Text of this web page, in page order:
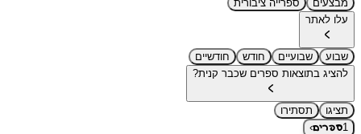
מבצעים
ספרייה ציבורית
עלו לאתר
שבוע שבועיים חודש
חודשיים
להציג בתוצאות ספרים שכבר קנית?
תציגו
תסתירו
1ספרים›